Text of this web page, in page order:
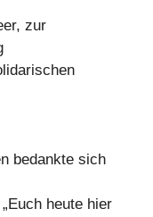
zur
bedankte sich
heute hier